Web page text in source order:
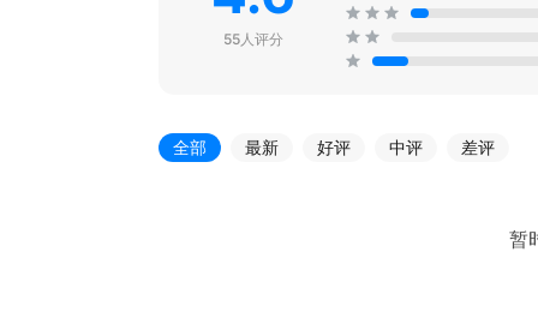
55人评分
全部 最新 好评 中评 差评